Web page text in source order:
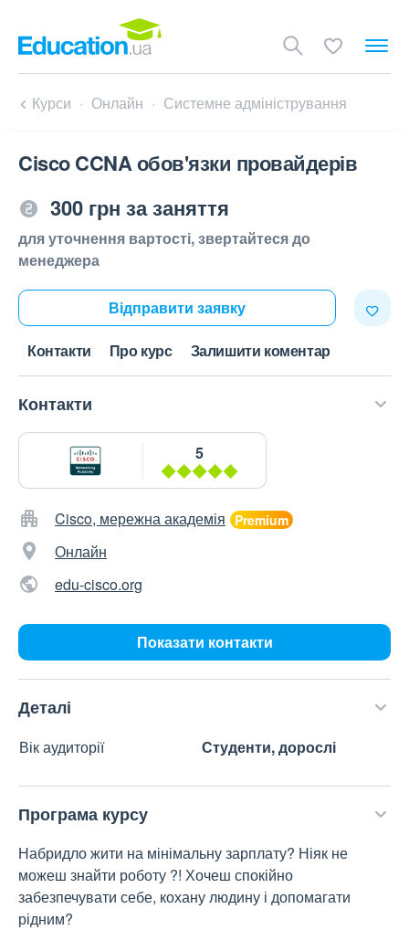
Курси Онлайн Системне адміністрування
Cisco CCNA обов'язки провайдерів
300 грн за заняття
для уточнення вартості, звертайтеся до
менеджера
Відправити заявку
Контакти Про курс Залишити коментар
Контакти
5
Cisco, мережна академія
Онлайн
edu-cisco.org
Показати контакти
Деталі
Вік аудиторії Студенти, дорослі
Програма курсу
Набридло жити на мінімальну зарплату? Ніяк не
можеш знайти роботу ?! Хочеш спокійно
забезпечувати себе, кохану людину і допомагати
рідним?